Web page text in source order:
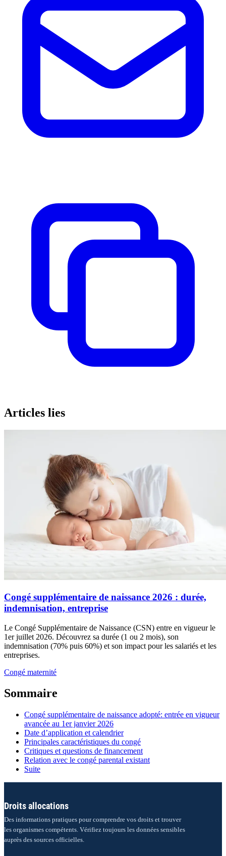
Articles lies
Congé supplémentaire de naissance 2026 : durée,
indemnisation, entreprise
Le Congé Supplémentaire de Naissance (CSN) entre en vigueur le
1er juillet 2026. Découvrez sa durée (1 ou 2 mois), son
indemnisation (70% puis 60%) et son impact pour les salariés et les
entreprises.
Congé maternité
Sommaire
Congé supplémentaire de naissance adopté: entrée en vigueur
avancée au 1er janvier 2026
Date d’application et calendrier
Principales caractéristiques du congé
Critiques et questions de financement
Relation avec le congé parental existant
Suite
Droits allocations
Des informations pratiques pour comprendre vos droits et trouver
les organismes compétents. Vérifiez toujours les données sensibles
auprès des sources officielles.